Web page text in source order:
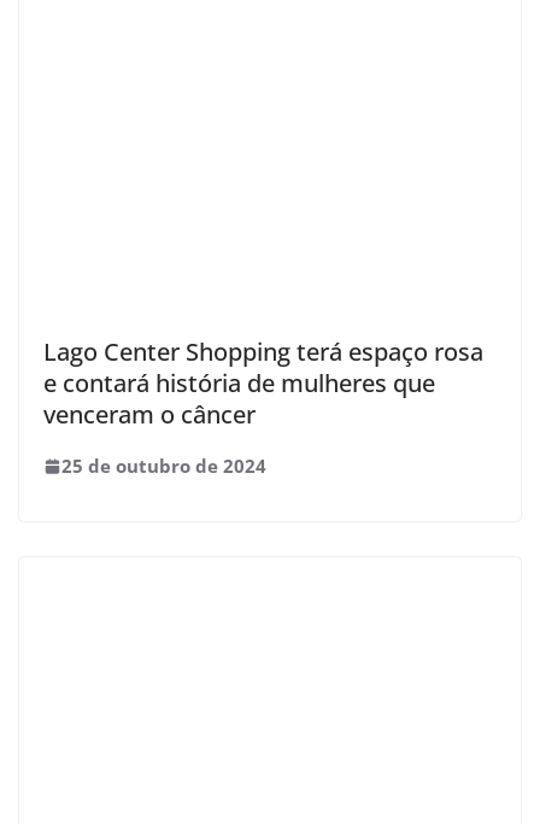
Lago Center Shopping terá espaço rosa
e contará história de mulheres que
venceram o câncer
25 de outubro de 2024